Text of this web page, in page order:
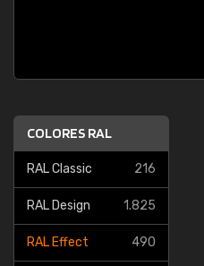
COLORES RAL
RAL Classic 216
RAL Design 1.825
RAL Effect 490